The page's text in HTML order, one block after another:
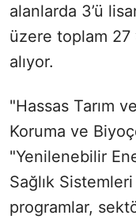
alanlarda 3’ü
üzere toplam
alıyor.
"Hassas Tarım
Koruma ve
"Yenilenebilir
Sağlık
programlar,